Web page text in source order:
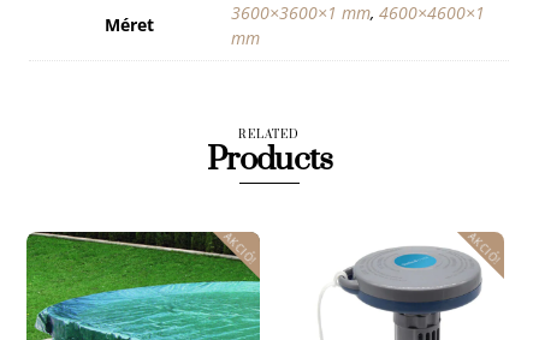
Méret
3600×3600×1 mm,4600×4600×1
mm
RELATED
Products
AKCIÓ! AKCIÓ!